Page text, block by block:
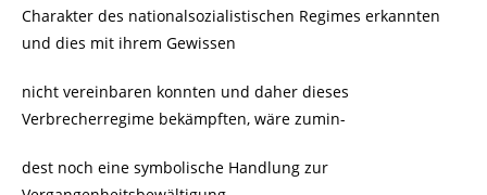
Charakter des nationalsozialistischen Regimes erkannten
und dies mit ihrem Gewissen
nicht vereinbaren konnten und daher dieses
Verbrecherregime bekämpften, wäre zumin-
dest noch eine symbolische Handlung zur